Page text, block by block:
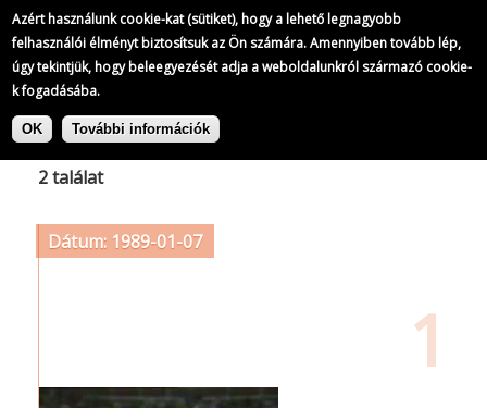
Azért használunk cookie-kat (sütiket), hogy a lehető legnagyobb
felhasználói élményt biztosítsuk az Ön számára. Amennyiben tovább lép,
úgy tekintjük, hogy beleegyezését adja a weboldalunkról származó cookie-
k fogadásába.
OK További információk
Ugrás
Címke: kitüntetés
2 találat
Dátum: 1989-01-07
1